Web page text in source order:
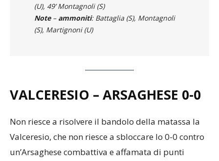
(U), 49’ Montagnoli (S)
Note–ammoniti: Battaglia (S), Montagnoli
(S), Martignoni (U)
VALCERESIO – ARSAGHESE 0-0
Non riesce a risolvere il bandolo della matassa la
Valceresio, che non riesce a sbloccare lo 0-0 contro
un’Arsaghese combattiva e affamata di punti